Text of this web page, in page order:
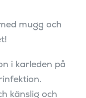
mugg och
i karleden på
känslig och